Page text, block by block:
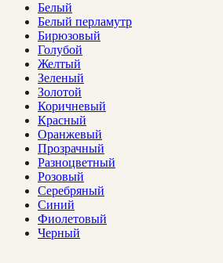
Белый
Белый перламутр
Бирюзовый
Голубой
Желтый
Зеленый
Золотой
Коричневый
Красный
Оранжевый
Прозрачный
Разноцветный
Розовый
Серебряный
Синий
Фиолетовый
Черный